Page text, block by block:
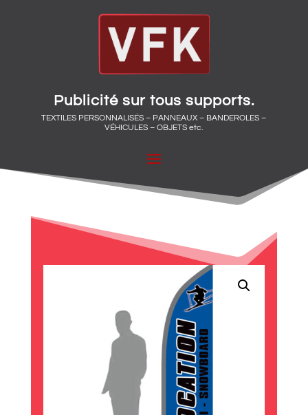
Publicité sur tous supports.
TEXTILES PERSONNALISÉS – PANNEAUX – BANDEROLES –
VÉHICULES – OBJETS etc.